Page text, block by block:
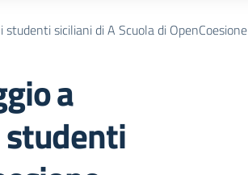
siciliani di A Scuola di OpenCoesione
a
studenti